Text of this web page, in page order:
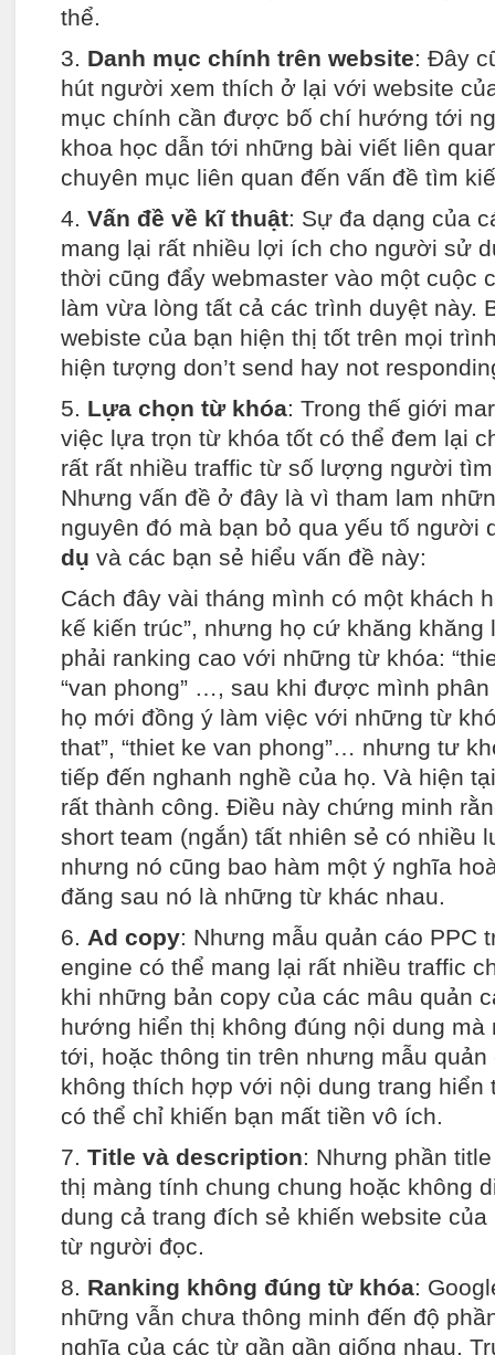
thể.
3. Danh mục chính trên website: Đây
hút người xem thích ở lại với website
mục chính cần được bố chí hướng tới
khoa học dẫn tới những bài viết liên
chuyên mục liên quan đến vấn đề tìm
4. Vấn đề về kĩ thuật: Sự đa dạng của
mang lại rất nhiều lợi ích cho người sử
thời cũng đẩy webmaster vào một cuộc
làm vừa lòng tất cả các trình duyệt này.
webiste của bạn hiện thị tốt trên mọi
hiện tượng don’t send hay not
5. Lựa chọn từ khóa: Trong thế giới
việc lựa trọn từ khóa tốt có thể đem lại
rất rất nhiều traffic từ số lượng người
Nhưng vấn đề ở đây là vì tham lam
nguyên đó mà bạn bỏ qua yếu tố người
dụ và các bạn sẻ hiểu vấn đề này:
Cách đây vài tháng mình có một khách
kế kiến trúc”, nhưng họ cứ khăng khăng
phải ranking cao với những từ khóa:
“van phong” …, sau khi được mình
họ mới đồng ý làm việc với những từ
that”, “thiet ke van phong”… nhưng tư
tiếp đến nghanh nghề của họ. Và hiện
rất thành công. Điều này chứng minh
short team (ngắn) tất nhiên sẻ có nhiều
nhưng nó cũng bao hàm một ý nghĩa
đăng sau nó là những từ khác nhau.
6. Ad copy: Nhưng mẫu quản cáo PPC
engine có thể mang lại rất nhiều traffic
khi những bản copy của các mâu quản
hướng hiển thị không đúng nội dung
tới, hoặc thông tin trên nhưng mẫu
không thích hợp với nội dung trang hiển
có thể chỉ khiến bạn mất tiền vô ích.
7. Title và description: Nhưng phần
thị màng tính chung chung hoặc không
dung cả trang đích sẻ khiến website
từ người đọc.
8. Ranking không đúng từ khóa:
những vẫn chưa thông minh đến độ
nghĩa của các từ gần gần giống nhau.